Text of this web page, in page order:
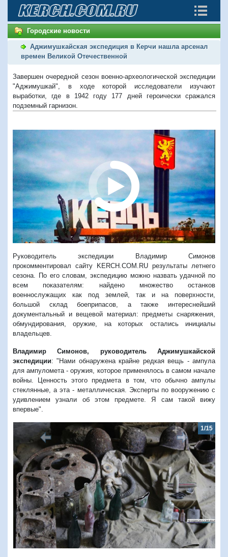
Городские новости
Аджимушкайская экспедиция в Керчи нашла арсенал
времен Великой Отечественной
Завершен очередной сезон военно-археологической экспедиции
"Аджимушкай", в ходе которой исследователи изучают
выработки, где в 1942 году 177 дней героически сражался
подземный гарнизон.
Руководитель экспедиции Владимир Симонов
прокомментировал сайту KERCH.COM.RU результаты летнего
сезона. По его словам, экспедицию можно назвать удачной по
всем показателям: найдено множество останков
военнослужащих как под землей, так и на поверхности,
большой склад боеприпасов, а также интереснейший
документальный и вещевой материал: предметы снаряжения,
обмундирования, оружие, на которых остались инициалы
владельцев.
Владимир Симонов, руководитель Аджимушкайской
экспедиции: "Нами обнаружена крайне редкая вещь - ампула
для ампуломета - оружия, которое применялось в самом начале
войны. Ценность этого предмета в том, что обычно ампулы
стеклянные, а эта - металлическая. Эксперты по вооружению с
удивлением узнали об этом предмете. Я сам такой вижу
впервые".
1/15
Предыдущий